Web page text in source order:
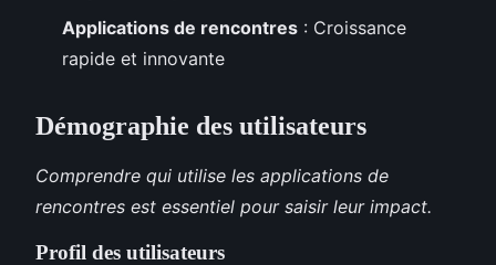
Applications de rencontres : Croissance
rapide et innovante
Démographie des utilisateurs
Comprendre qui utilise les applications de
rencontres est essentiel pour saisir leur impact.
Profil des utilisateurs